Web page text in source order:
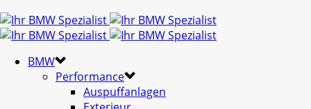
BMW
Performance
Auspuffanlagen